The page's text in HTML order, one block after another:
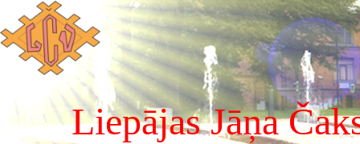
Pāriet uz saturu
Liepājas Jāņa